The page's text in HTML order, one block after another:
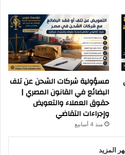
مسؤولية شركات الشحن عن تلف
البضائع في القانون المصري |
حقوق العملاء والتعويض
وإجراءات التقاضي
منذ 4 أسابيع
المزيد